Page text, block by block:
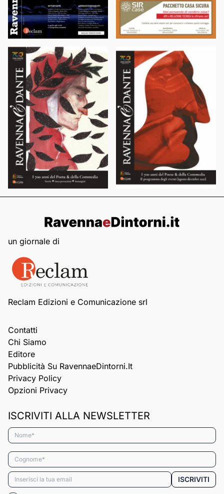
un giornale di
Reclam Edizioni e Comunicazione srl
Contatti
Chi Siamo
Editore
Pubblicità Su RavennaeDintorni.it
Privacy Policy
Opzioni Privacy
ISCRIVITI ALLA NEWSLETTER
Nome*
Cognome*
Email* ISCRIVITI